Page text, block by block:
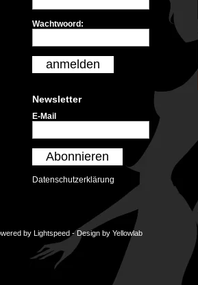
Wachtwoord:
anmelden
Newsletter
E-Mail
Abonnieren
Datenschutzerklärung
by Lightspeed- Design by Yellowlab